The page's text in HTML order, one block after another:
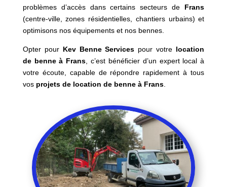
problèmes d’accès dans certains secteurs de Frans
(centre-ville, zones résidentielles, chantiers urbains) et
optimisons nos équipements et nos bennes.
Opter pour Kev Benne Services pour votre location
de benne à Frans , c’est bénéficier d’un expert local à
votre écoute, capable de répondre rapidement à tous
vos projets de location de benne à Frans.